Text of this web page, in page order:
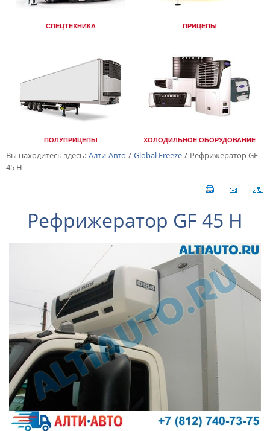
СПЕЦТЕХНИКА ПРИЦЕПЫ
ПОЛУПРИЦЕПЫ ХОЛОДИЛЬНОЕ ОБОРУДОВАНИЕ
Вы находитесь здесь: Алти-Авто / Global Freeze / Рефрижератор GF
45 H
Рефрижератор GF 45 H